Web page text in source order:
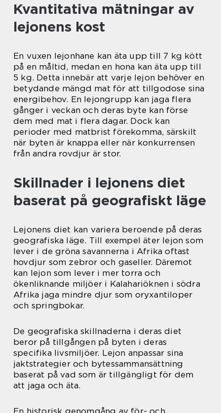
Kvantitativa mätningar av
lejonens kost
En vuxen lejonhane kan äta upp till 7 kg kött
på en måltid, medan en hona kan äta upp till
5 kg. Detta innebär att varje lejon behöver en
betydande mängd mat för att tillgodose sina
energibehov. En lejongrupp kan jaga flera
gånger i veckan och deras byte kan förse
dem med mat i flera dagar. Dock kan
perioder med matbrist förekomma, särskilt
när byten är knappa eller när konkurrensen
från andra rovdjur är stor.
Skillnader i lejonens diet
baserat på geografiskt läge
Lejonens diet kan variera beroende på deras
geografiska läge. Till exempel äter lejon som
lever i de gröna savannerna i Afrika oftast
hovdjur som zebror och gaseller. Däremot
kan lejon som lever i mer torra och
ökenliknande miljöer i Kalahariöknen i södra
Afrika jaga mindre djur som oryxantiloper
och springbokar.
De geografiska skillnaderna i deras diet
beror på tillgången på byten i deras
specifika livsmiljöer. Lejon anpassar sina
jaktstrategier och bytessammansättning
baserat på vad som är tillgängligt för dem
att jaga och äta.